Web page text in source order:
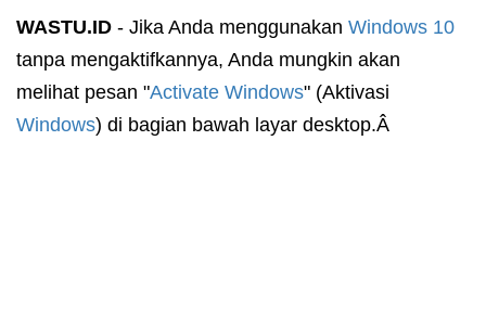
WASTU.ID - Jika Anda menggunakan Windows 10
tanpa mengaktifkannya, Anda mungkin akan
melihat pesan "Activate Windows" (Aktivasi
Windows) di bagian bawah layar desktop.Â